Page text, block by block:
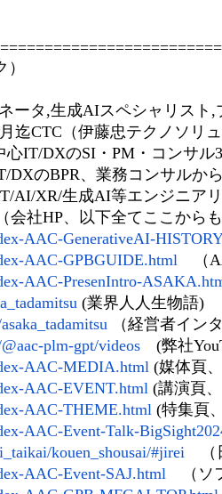
タ,生成AIスペシャリスト,
伊藤忠テクノソリュー
・PM・コンサル37年
のBPR、業務コンサルか
AI/XR/生成AI等エンジニア
会社HP、以下全てここから
AAC-GenerativeAI-
AAC-GPBGUIDE.html （
AAC-PresenIntro-
(業界人人生物語)
（経営者イン
plm-gpt/videos (弊社
AAC-MEDIA.html (媒体頁
AAC-EVENT.html (講演頁
AAC-THEME.html (特集頁
AAC-Event-Talk-
kouen_shousai/#jirei （
AAC-Event-SAJ.html （ソ